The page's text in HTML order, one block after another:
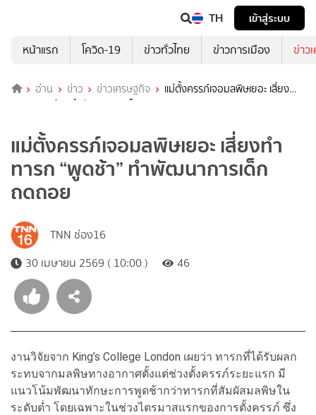
TH
เข้าสู่ระบบ
หน้าแรก
โควิด-19 ข่าวทั่วไทย ข่าวการเมือง ข่าว
อ่าน ข่าว ข่าวเศรษฐกิจ
แม่ตั้งครรภ์เจอมลพิษเยอะ เสี่ยงทำ
ทารก “พูดช้า” ทำพัฒนาการเด็กถดถอย
แม่ตั้งครรภ์เจอมลพิษเยอะ เสี่ยงทำ
ทารก “พูดช้า” ทำพัฒนาการเด็ก
ถดถอย
TNN ช่อง16
30 เมษายน 2569 ( 10:00 )
46
งานวิจัยจาก King’s College London เผยว่า ทารกที่ได้รับผลก
ระทบจากมลพิษทางอากาศตั้งแต่ช่วงตั้งครรภ์ระยะแรก มี
แนวโน้มพัฒนาทักษะการพูดช้ากว่าทารกที่สัมผัสมลพิษใน
ระดับต่ำ โดยเฉพาะในช่วงไตรมาสแรกของการตั้งครรภ์ ซึ่ง